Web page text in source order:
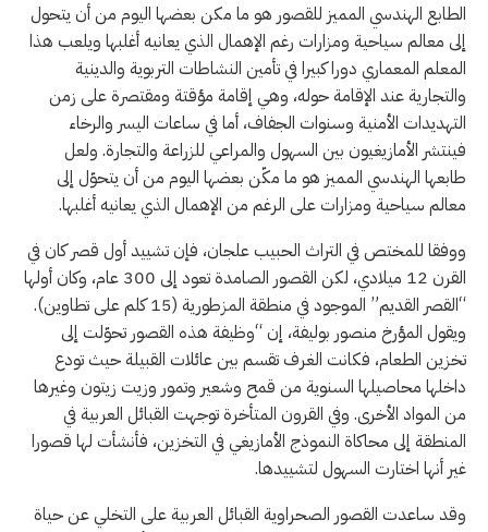
الطابع الهندسي المميز للقصور هو ما مكن بعضها اليوم من أن يتحول
إلى معالم سياحية ومزارات رغم الإهمال الذي يعانيه أغلبها ويلعب هذا
المعلم المعماري دورا كبيرا في تأمين النشاطات التربوية والدينية
والتجارية عند الإقامة حوله، وهي إقامة مؤقتة ومقتصرة على زمن
التهديدات الأمنية وسنوات الجفاف، أما في ساعات اليسر والرخاء
فينتشر الأمازيغيون بين السهول والمراعي للزراعة والتجارة. ولعل
طابعها الهندسي المميز هو ما مكّن بعضها اليوم من أن يتحوّل إلى
معالم سياحية ومزارات على الرغم من الإهمال الذي يعانيه أغلبها.
ووفقا للمختص في التراث الحبيب علجان، فإن تشييد أول قصر كان في
القرن 12 ميلادي، لكن القصور الصامدة تعود إلى 300 عام، وكان أولها
“القصر القديم” الموجود في منطقة المزطورية (15 كلم على تطاوين).
ويقول المؤرخ منصور بوليفة، إن “وظيفة هذه القصور تحوّلت إلى
تخزين الطعام، فكانت الغرف تقسم بين عائلات القبيلة حيث تودع
داخلها محاصيلها السنوية من قمح وشعير وتمور وزيت زيتون وغيرها
من المواد الأخرى. وفي القرون المتأخرة توجهت القبائل العربية في
المنطقة إلى محاكاة النموذج الأمازيغي في التخزين، فأنشأت لها قصورا
غير أنها اختارت السهول لتشييدها.
وقد ساعدت القصور الصحراوية القبائل العربية على التخلي عن حياة